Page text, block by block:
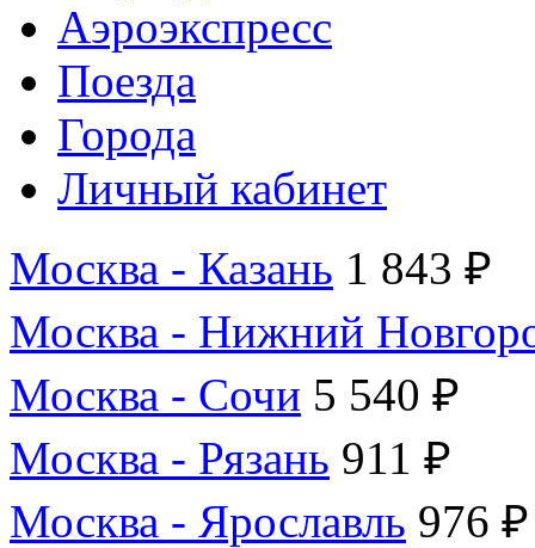
Аэроэкспресс
Поезда
Города
Личный кабинет
Москва - Казань 1 843 ₽
Москва - Нижний
Москва - Сочи 5 540 ₽
Москва - Рязань 911 ₽
Москва - Ярославль 976 ₽